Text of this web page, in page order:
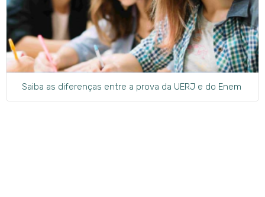
Saiba as diferenças entre a prova da UERJ e do Enem